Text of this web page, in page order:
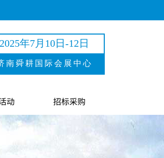
2025年7月10日-12日
南舜耕国际会展中心
动 招标采购